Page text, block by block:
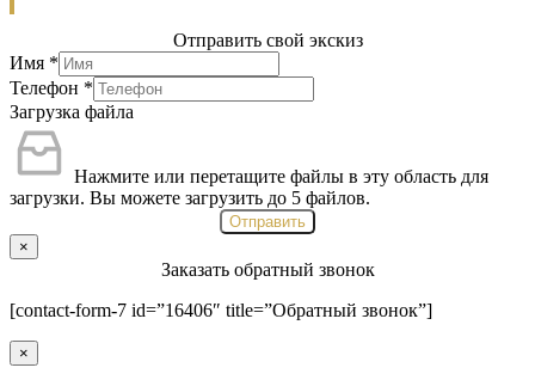
Отправить свой экскиз
Имя *
Телефон *
Загрузка файла
Нажмите или перетащите файлы в эту область для
загрузки. Вы можете загрузить до 5 файлов.
Отправить
×
Заказать обратный звонок
[contact-form-7 id=”16406″ title=”Обратный звонок”]
×